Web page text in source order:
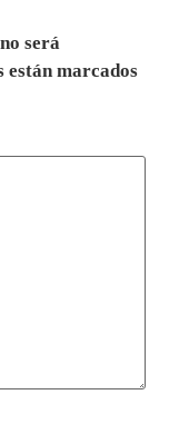
será
están marcados